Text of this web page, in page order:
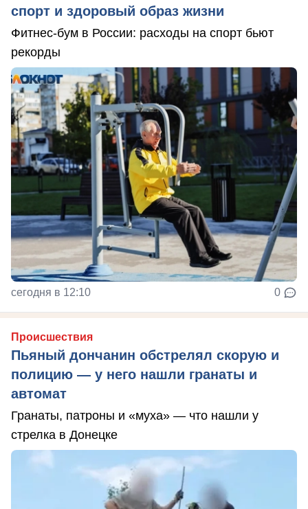
спорт и здоровый образ жизни
Фитнес-бум в России: расходы на спорт бьют
рекорды
сегодня в 12:10 0
Происшествия
Пьяный дончанин обстрелял скорую и
полицию — у него нашли гранаты и
автомат
Гранаты, патроны и «муха» — что нашли у
стрелка в Донецке